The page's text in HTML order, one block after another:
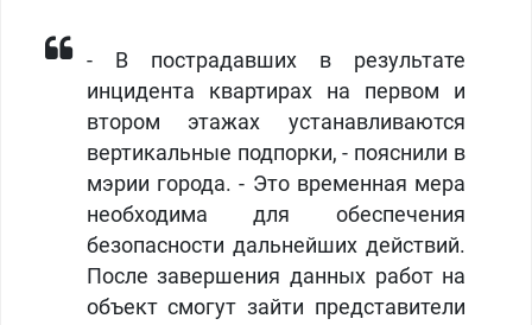
- В пострадавших в результате
инцидента квартирах на первом и
втором этажах устанавливаются
вертикальные подпорки, - пояснили в
мэрии города. - Это временная мера
необходима для обеспечения
безопасности дальнейших действий.
После завершения данных работ на
объект смогут зайти представители